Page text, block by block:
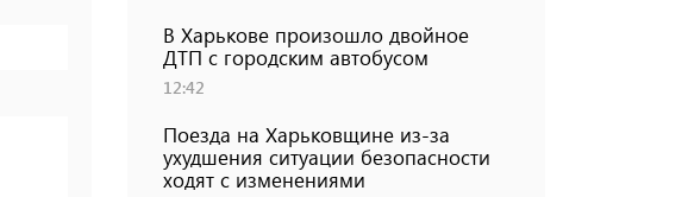
В Харькове произошло двойное
ДТП с городским автобусом
12:42
Поезда на Харьковщине из-за
ухудшения ситуации безопасности
ходят с изменениями